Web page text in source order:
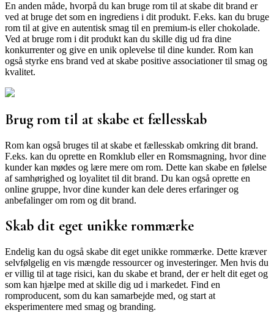
En anden måde, hvorpå du kan bruge rom til at skabe dit brand er
ved at bruge det som en ingrediens i dit produkt. F.eks. kan du bruge
rom til at give en autentisk smag til en premium-is eller chokolade.
Ved at bruge rom i dit produkt kan du skille dig ud fra dine
konkurrenter og give en unik oplevelse til dine kunder. Rom kan
også styrke ens brand ved at skabe positive associationer til smag og
kvalitet.
Brug rom til at skabe et fællesskab
Rom kan også bruges til at skabe et fællesskab omkring dit brand.
F.eks. kan du oprette en Romklub eller en Romsmagning, hvor dine
kunder kan mødes og lære mere om rom. Dette kan skabe en følelse
af samhørighed og loyalitet til dit brand. Du kan også oprette en
online gruppe, hvor dine kunder kan dele deres erfaringer og
anbefalinger om rom og dit brand.
Skab dit eget unikke rommærke
Endelig kan du også skabe dit eget unikke rommærke. Dette kræver
selvfølgelig en vis mængde ressourcer og investeringer. Men hvis du
er villig til at tage risici, kan du skabe et brand, der er helt dit eget og
som kan hjælpe med at skille dig ud i markedet. Find en
romproducent, som du kan samarbejde med, og start at
eksperimentere med smag og branding.